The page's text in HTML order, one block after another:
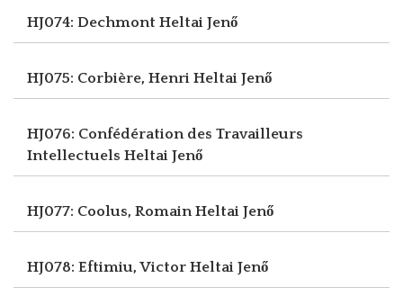
HJ074: Dechmont Heltai Jenő
HJ075: Corbière, Henri Heltai Jenő
HJ076: Confédération des Travailleurs
Intellectuels Heltai Jenő
HJ077: Coolus, RomainHeltai Jenő
HJ078: Eftimiu, Victor Heltai Jenő